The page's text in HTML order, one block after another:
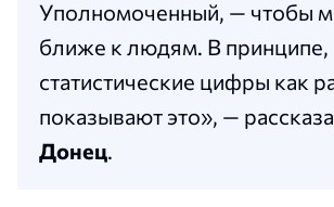
Уполномоченный, — чтобы
ближе к людям. В принципе,
статистические цифры как
показывают это», —
Донец.